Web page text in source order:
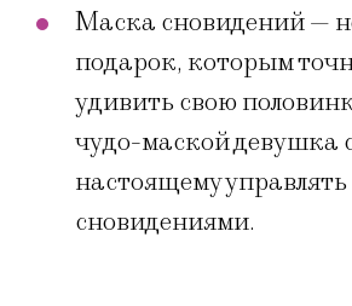
Маска сновидений —
подарок, которым
удивить свою
чудо-маской девушка
настоящему
сновидениями.